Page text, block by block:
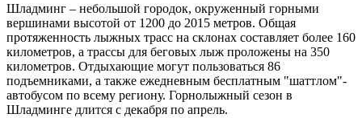
Шладминг – небольшой городок, окруженный горными
вершинами высотой от 1200 до 2015 метров. Общая
протяженность лыжных трасс на склонах составляет более 160
километров, а трассы для беговых лыж проложены на 350
километров. Отдыхающие могут пользоваться 86
подъемниками, а также ежедневным бесплатным "шаттлом"-
автобусом по всему региону. Горнолыжный сезон в
Шладминге длится с декабря по апрель.